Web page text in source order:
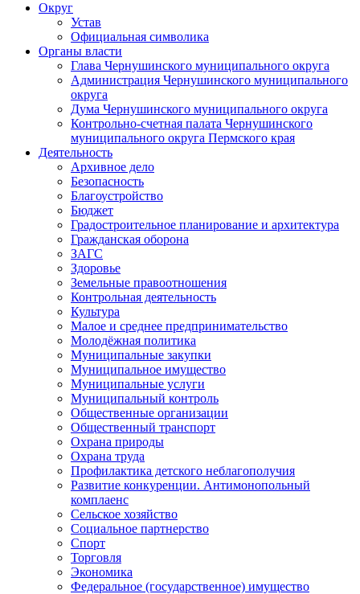
Округ
Устав
Официальная символика
Органы власти
Глава Чернушинского муниципального округа
Администрация Чернушинского муниципального
округа
Дума Чернушинского муниципального округа
Контрольно-счетная палата Чернушинского
муниципального округа Пермского края
Деятельность
Архивное дело
Безопасность
Благоустройство
Бюджет
Градостроительное планирование и архитектура
Гражданская оборона
ЗАГС
Здоровье
Земельные правоотношения
Контрольная деятельность
Культура
Малое и среднее предпринимательство
Молодёжная политика
Муниципальные закупки
Муниципальное имущество
Муниципальные услуги
Муниципальный контроль
Общественные организации
Общественный транспорт
Охрана природы
Охрана труда
Профилактика детского неблагополучия
Развитие конкуренции. Антимонопольный
комплаенс
Сельское хозяйство
Социальное партнерство
Спорт
Торговля
Экономика
Федеральное (государственное) имущество